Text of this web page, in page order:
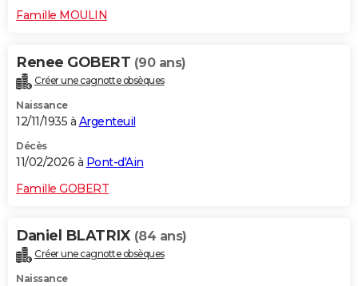
Famille MOULIN
Renee GOBERT (90 ans)
Créer une cagnotte obsèques
Naissance
12/11/1935 à Argenteuil
Décès
11/02/2026 à Pont-d'Ain
Famille GOBERT
Daniel BLATRIX (84 ans)
Créer une cagnotte obsèques
Naissance